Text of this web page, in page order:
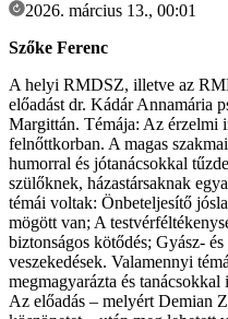
2026. március 13., 00:01
Szőke Ferenc
A helyi RMDSZ, illetve az
előadást dr. Kádár Annamária
Margittán. Témája: Az érzelmi
felnőttkorban. A magas
humorral és jótanácsokkal
szülőknek, házastársaknak
témái voltak: Önbeteljesítő
mögött van; A
biztonságos kötődés; Gyász-
veszekedések. Valamennyi
megmagyarázta és
Az előadás – melyért Demian